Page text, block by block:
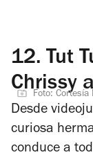
12. Tut
Chrissy
Foto: Cortesía
Desde
curiosa
conduce a